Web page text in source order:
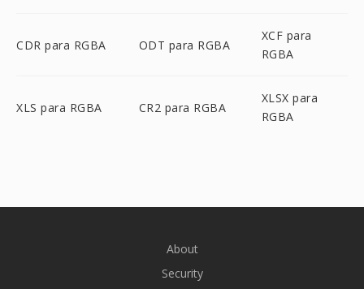
CDR para RGBA ODT para RGBA
XCF para
RGBA
XLS para RGBA CR2 para RGBA
XLSX para
RGBA
About
Security